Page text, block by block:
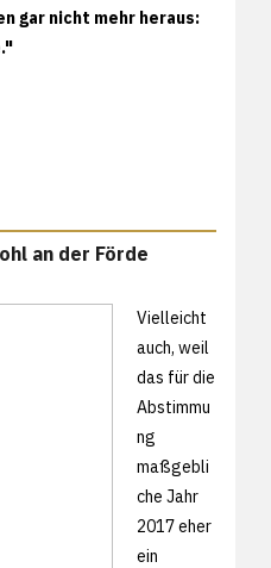
gar nicht mehr heraus:
an der Förde
Vielleicht
auch, weil
das für die
Abstimmu
ng
maßgebli
che Jahr
2017 eher
ein